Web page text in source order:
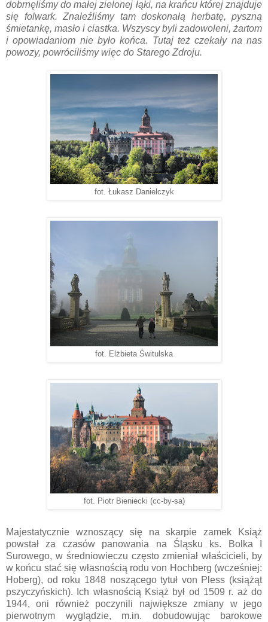
dobrnęliśmy do małej zielonej łąki, na krańcu której znajduje
się folwark. Znaleźliśmy tam doskonałą herbatę, pyszną
śmietankę, masło i ciastka. Wszyscy byli zadowoleni, żartom
i opowiadaniom nie było końca. Tutaj też czekały na nas
powozy, powróciliśmy więc do Starego Zdroju.
fot. Łukasz Danielczyk
fot. Elżbieta Świtulska
fot. Piotr Bieniecki (cc-by-sa)
Majestatycznie wznoszący się na skarpie zamek Książ
powstał za czasów panowania na Śląsku ks. Bolka I
Surowego, w średniowieczu często zmieniał właścicieli, by
w końcu stać się własnością rodu von Hochberg (wcześniej:
Hoberg), od roku 1848 noszącego tytuł von Pless (książąt
pszyczyńskich). Ich własnością Książ był od 1509 r. aż do
1944, oni również poczynili największe zmiany w jego
pierwotnym wyglądzie, m.in. dobudowując barokowe